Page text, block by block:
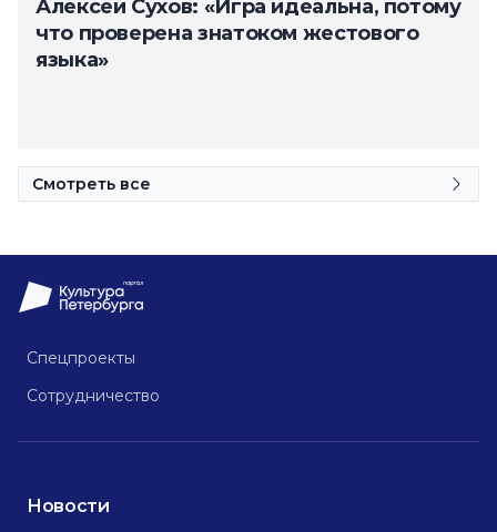
Алексей Сухов: «Игра идеальна, потому
что проверена знатоком жестового
языка»
Смотреть все
Спецпроекты
Сотрудничество
Новости